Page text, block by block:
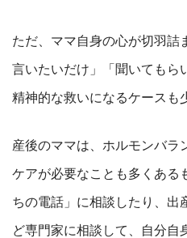
ただ、ママ自身の心が切羽詰
言いたいだけ」「聞いてもら
精神的な救いになるケースも
産後のママは、ホルモンバラ
ケアが必要なことも多くある
ちの電話」に相談したり、出
ど専門家に相談して、自分自